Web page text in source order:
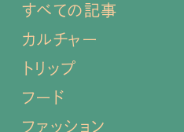
すべての記事
カルチャー
トリップ
フード
ファッション